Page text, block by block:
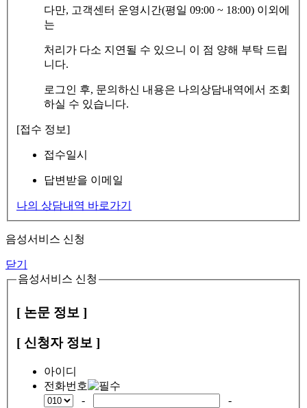
다만, 고객센터 운영시간(평일 09:00 ~ 18:00) 이외에
는
처리가 다소 지연될 수 있으니 이 점 양해 부탁 드립
니다.
로그인 후, 문의하신 내용은 나의상담내역에서 조회
하실 수 있습니다.
[접수 정보]
접수일시
답변받을 이메일
나의 상담내역 바로가기
음성서비스 신청
닫기
음성서비스 신청
[ 논문 정보 ]
[ 신청자 정보 ]
아이디
전화번호
-
-